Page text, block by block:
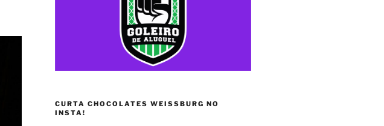
CURTA CHOCOLATES WEISSBURG NO
INSTA!